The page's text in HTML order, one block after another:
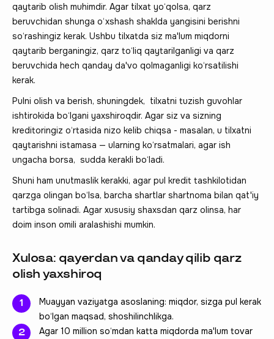
qaytarib olish muhimdir. Agar tilxat yo‘qolsa, qarz
beruvchidan shunga o‘xshash shaklda yangisini berishni
so‘rashingiz kerak. Ushbu tilxatda siz ma'lum miqdorni
qaytarib berganingiz, qarz to‘liq qaytarilganligi va qarz
beruvchida hech qanday da'vo qolmaganligi ko‘rsatilishi
kerak.
Pulni olish va berish, shuningdek, tilxatni tuzish guvohlar
ishtirokida bo‘lgani yaxshiroqdir. Agar siz va sizning
kreditoringiz o‘rtasida nizo kelib chiqsa - masalan, u tilxatni
qaytarishni istamasa — ularning ko‘rsatmalari, agar ish
ungacha borsa, sudda kerakli bo‘ladi.
Shuni ham unutmaslik kerakki, agar pul kredit tashkilotidan
qarzga olingan bo‘lsa, barcha shartlar shartnoma bilan qat'iy
tartibga solinadi. Agar xususiy shaxsdan qarz olinsa, har
doim inson omili aralashishi mumkin.
Xulosa: qayerdan va qanday qilib qarz
olish yaxshiroq
Muayyan vaziyatga asoslaning: miqdor, sizga pul kerak
bo‘lgan maqsad, shoshilinchlikga.
Agar 10 million so‘mdan katta miqdorda ma'lum tovar